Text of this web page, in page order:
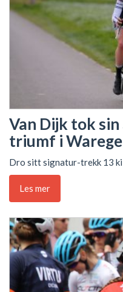
Van Dijk tok
triumf i
Dro sitt signatur-trekk 13
Les mer